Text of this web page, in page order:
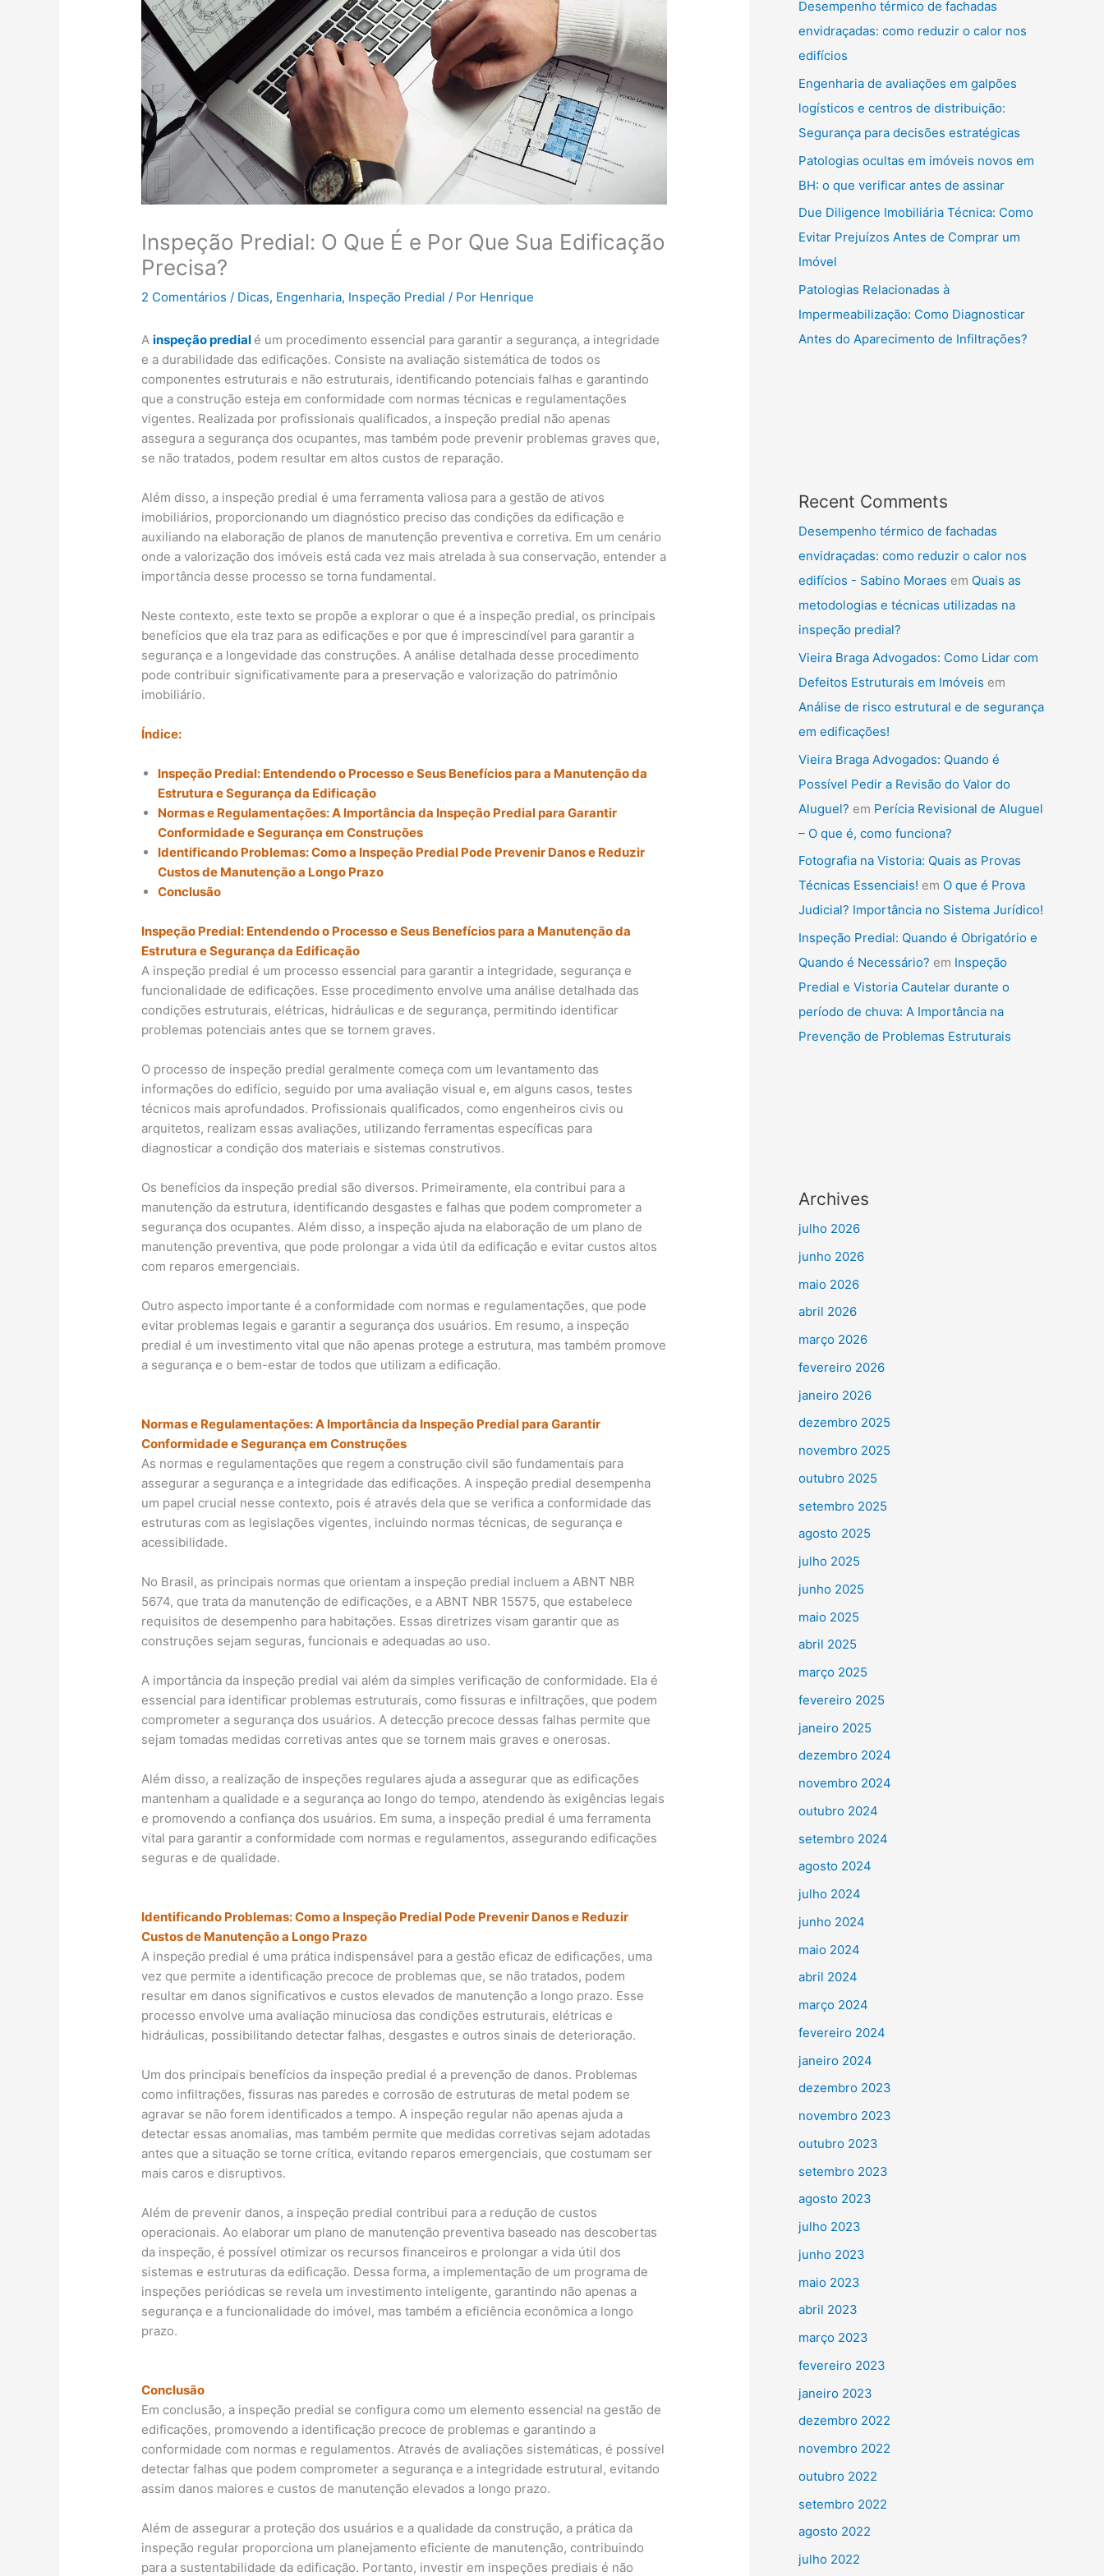
Inspeção Predial: O Que É e Por Que Sua Edificação
Precisa?
2 Comentários / Dicas, Engenharia, Inspeção Predial / Por Henrique
Ainspeção predial é um procedimento essencial para garantir a segurança, a integridade
e a durabilidade das edificações. Consiste na avaliação sistemática de todos os
componentes estruturais e não estruturais, identificando potenciais falhas e garantindo
que a construção esteja em conformidade com normas técnicas e regulamentações
vigentes. Realizada por profissionais qualificados, a inspeção predial não apenas
assegura a segurança dos ocupantes, mas também pode prevenir problemas graves que,
se não tratados, podem resultar em altos custos de reparação.
Além disso, a inspeção predial é uma ferramenta valiosa para a gestão de ativos
imobiliários, proporcionando um diagnóstico preciso das condições da edificação e
auxiliando na elaboração de planos de manutenção preventiva e corretiva. Em um cenário
onde a valorização dos imóveis está cada vez mais atrelada à sua conservação, entender a
importância desse processo se torna fundamental.
Neste contexto, este texto se propõe a explorar o que é a inspeção predial, os principais
benefícios que ela traz para as edificações e por que é imprescindível para garantir a
segurança e a longevidade das construções. A análise detalhada desse procedimento
pode contribuir significativamente para a preservação e valorização do patrimônio
imobiliário.
Índice:
Inspeção Predial: Entendendo o Processo e Seus Benefícios para a Manutenção da
Estrutura e Segurança da Edificação
Normas e Regulamentações: A Importância da Inspeção Predial para Garantir
Conformidade e Segurança em Construções
Identificando Problemas: Como a Inspeção Predial Pode Prevenir Danos e Reduzir
Custos de Manutenção a Longo Prazo
Conclusão
Inspeção Predial: Entendendo o Processo e Seus Benefícios para a Manutenção da
Estrutura e Segurança da Edificação
A inspeção predial é um processo essencial para garantir a integridade, segurança e
funcionalidade de edificações. Esse procedimento envolve uma análise detalhada das
condições estruturais, elétricas, hidráulicas e de segurança, permitindo identificar
problemas potenciais antes que se tornem graves.
O processo de inspeção predial geralmente começa com um levantamento das
informações do edifício, seguido por uma avaliação visual e, em alguns casos, testes
técnicos mais aprofundados. Profissionais qualificados, como engenheiros civis ou
arquitetos, realizam essas avaliações, utilizando ferramentas específicas para
diagnosticar a condição dos materiais e sistemas construtivos.
Os benefícios da inspeção predial são diversos. Primeiramente, ela contribui para a
manutenção da estrutura, identificando desgastes e falhas que podem comprometer a
segurança dos ocupantes. Além disso, a inspeção ajuda na elaboração de um plano de
manutenção preventiva, que pode prolongar a vida útil da edificação e evitar custos altos
com reparos emergenciais.
Outro aspecto importante é a conformidade com normas e regulamentações, que pode
evitar problemas legais e garantir a segurança dos usuários. Em resumo, a inspeção
predial é um investimento vital que não apenas protege a estrutura, mas também promove
a segurança e o bem-estar de todos que utilizam a edificação.
Normas e Regulamentações: A Importância da Inspeção Predial para Garantir
Conformidade e Segurança em Construções
As normas e regulamentações que regem a construção civil são fundamentais para
assegurar a segurança e a integridade das edificações. A inspeção predial desempenha
um papel crucial nesse contexto, pois é através dela que se verifica a conformidade das
estruturas com as legislações vigentes, incluindo normas técnicas, de segurança e
acessibilidade.
No Brasil, as principais normas que orientam a inspeção predial incluem a ABNT NBR
5674, que trata da manutenção de edificações, e a ABNT NBR 15575, que estabelece
requisitos de desempenho para habitações. Essas diretrizes visam garantir que as
construções sejam seguras, funcionais e adequadas ao uso.
A importância da inspeção predial vai além da simples verificação de conformidade. Ela é
essencial para identificar problemas estruturais, como fissuras e infiltrações, que podem
comprometer a segurança dos usuários. A detecção precoce dessas falhas permite que
sejam tomadas medidas corretivas antes que se tornem mais graves e onerosas.
Além disso, a realização de inspeções regulares ajuda a assegurar que as edificações
mantenham a qualidade e a segurança ao longo do tempo, atendendo às exigências legais
e promovendo a confiança dos usuários. Em suma, a inspeção predial é uma ferramenta
vital para garantir a conformidade com normas e regulamentos, assegurando edificações
seguras e de qualidade.
Identificando Problemas: Como a Inspeção Predial Pode Prevenir Danos e Reduzir
Custos de Manutenção a Longo Prazo
A inspeção predial é uma prática indispensável para a gestão eficaz de edificações, uma
vez que permite a identificação precoce de problemas que, se não tratados, podem
resultar em danos significativos e custos elevados de manutenção a longo prazo. Esse
processo envolve uma avaliação minuciosa das condições estruturais, elétricas e
hidráulicas, possibilitando detectar falhas, desgastes e outros sinais de deterioração.
Um dos principais benefícios da inspeção predial é a prevenção de danos. Problemas
como infiltrações, fissuras nas paredes e corrosão de estruturas de metal podem se
agravar se não forem identificados a tempo. A inspeção regular não apenas ajuda a
detectar essas anomalias, mas também permite que medidas corretivas sejam adotadas
antes que a situação se torne crítica, evitando reparos emergenciais, que costumam ser
mais caros e disruptivos.
Além de prevenir danos, a inspeção predial contribui para a redução de custos
operacionais. Ao elaborar um plano de manutenção preventiva baseado nas descobertas
da inspeção, é possível otimizar os recursos financeiros e prolongar a vida útil dos
sistemas e estruturas da edificação. Dessa forma, a implementação de um programa de
inspeções periódicas se revela um investimento inteligente, garantindo não apenas a
segurança e a funcionalidade do imóvel, mas também a eficiência econômica a longo
prazo.
Conclusão
Em conclusão, a inspeção predial se configura como um elemento essencial na gestão de
edificações, promovendo a identificação precoce de problemas e garantindo a
conformidade com normas e regulamentos. Através de avaliações sistemáticas, é possível
detectar falhas que podem comprometer a segurança e a integridade estrutural, evitando
assim danos maiores e custos de manutenção elevados a longo prazo.
Além de assegurar a proteção dos usuários e a qualidade da construção, a prática da
inspeção regular proporciona um planejamento eficiente de manutenção, contribuindo
para a sustentabilidade da edificação. Portanto, investir em inspeções prediais é não
Desempenho térmico de fachadas
envidraçadas: como reduzir o calor nos
edifícios
Engenharia de avaliações em galpões
logísticos e centros de distribuição:
Segurança para decisões estratégicas
Patologias ocultas em imóveis novos em
BH: o que verificar antes de assinar
Due Diligence Imobiliária Técnica: Como
Evitar Prejuízos Antes de Comprar um
Imóvel
Patologias Relacionadas à
Impermeabilização: Como Diagnosticar
Antes do Aparecimento de Infiltrações?
Recent Comments
Desempenho térmico de fachadas
envidraçadas: como reduzir o calor nos
edifícios - Sabino Moraes em Quais as
metodologias e técnicas utilizadas na
inspeção predial?
Vieira Braga Advogados: Como Lidar com
Defeitos Estruturais em Imóveis em
Análise de risco estrutural e de segurança
em edificações!
Vieira Braga Advogados: Quando é
Possível Pedir a Revisão do Valor do
Aluguel? em Perícia Revisional de Aluguel
– O que é, como funciona?
Fotografia na Vistoria: Quais as Provas
Técnicas Essenciais! em O que é Prova
Judicial? Importância no Sistema Jurídico!
Inspeção Predial: Quando é Obrigatório e
Quando é Necessário? em Inspeção
Predial e Vistoria Cautelar durante o
período de chuva: A Importância na
Prevenção de Problemas Estruturais
Archives
julho 2026
junho 2026
maio 2026
abril 2026
março 2026
fevereiro 2026
janeiro 2026
dezembro 2025
novembro 2025
outubro 2025
setembro 2025
agosto 2025
julho 2025
junho 2025
maio 2025
abril 2025
março 2025
fevereiro 2025
janeiro 2025
dezembro 2024
novembro 2024
outubro 2024
setembro 2024
agosto 2024
julho 2024
junho 2024
maio 2024
abril 2024
março 2024
fevereiro 2024
janeiro 2024
dezembro 2023
novembro 2023
outubro 2023
setembro 2023
agosto 2023
julho 2023
junho 2023
maio 2023
abril 2023
março 2023
fevereiro 2023
janeiro 2023
dezembro 2022
novembro 2022
outubro 2022
setembro 2022
agosto 2022
julho 2022